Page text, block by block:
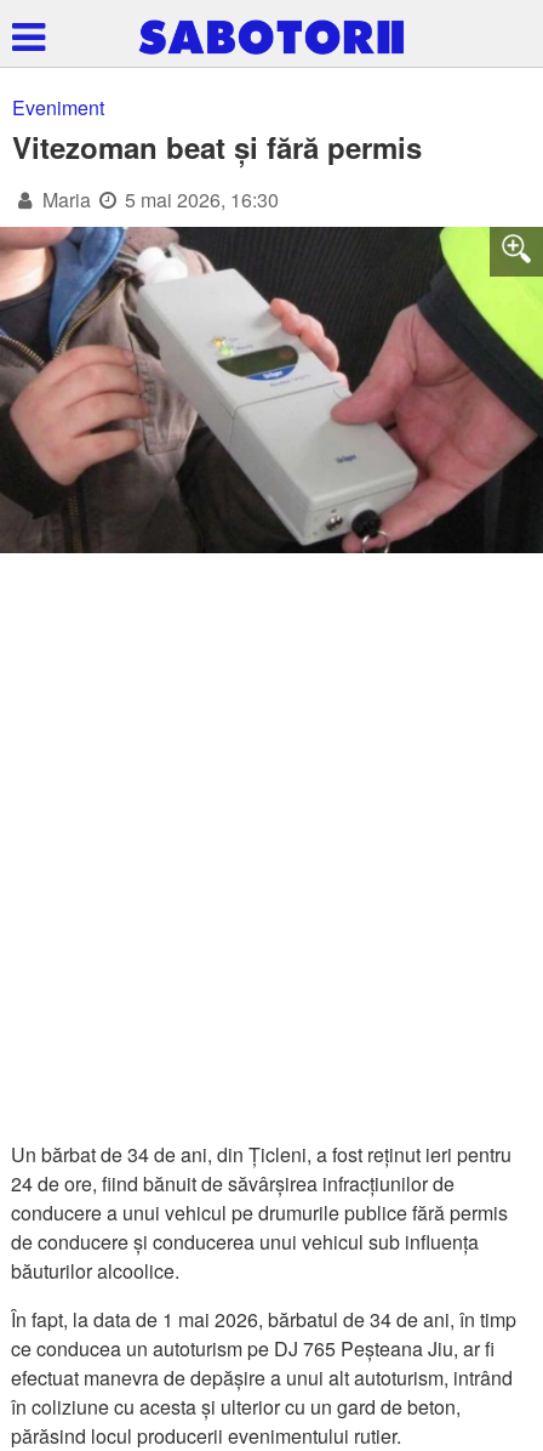
Eveniment
Vitezoman beat și fără permis
Maria 5 mai 2026, 16:30
Un bărbat de 34 de ani, din Țicleni, a fost reținut ieri pentru
24 de ore, fiind bănuit de săvârșirea infracțiunilor de
conducere a unui vehicul pe drumurile publice fără permis
de conducere și conducerea unui vehicul sub influența
băuturilor alcoolice.
În fapt, la data de 1 mai 2026, bărbatul de 34 de ani, în timp
ce conducea un autoturism pe DJ 765 Peșteana Jiu, ar fi
efectuat manevra de depășire a unui alt autoturism, intrând
în coliziune cu acesta și ulterior cu un gard de beton,
părăsind locul producerii evenimentului rutier.